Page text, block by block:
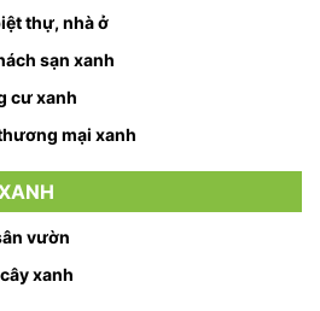
thự, nhà ở
sạn xanh
cư xanh
mại xanh
vườn
xanh